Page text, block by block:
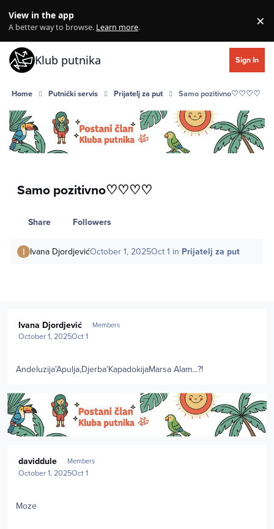
View in the app
A better way to browse. Learn more. ×
Klub putnika Sign In
Home Putnički servis Prijatelj za put Samo pozitivno♡♡♡♡
Samo pozitivno♡♡♡♡
Share Followers
Ivana DjordjevićOctober 1, 2025Oct 1 in Prijatelj za put
Ivana Djordjević Members
October 1, 2025Oct 1
Andeluzija'Apulja,Djerba'KapadokijaMarsa Alam...?!
daviddule Members
October 1, 2025Oct 1
Moze